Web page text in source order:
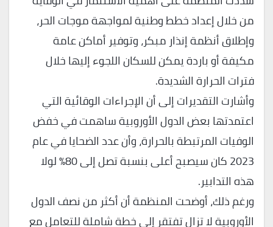
من خلال إعداد خطط وطنية لمواجهة موجات الحر،
وإطلاق أنظمة إنذار مبكر، وتوفير أماكن عامة
مكيفة أو باردة يمكن للسكان اللجوء إليها خلال
فترات الحرارة الشديدة.
وأشارت التقديرات إلى أن الإجراءات الوقائية التي
اعتمدتها بعض الدول الأوروبية ساهمت في خفض
الوفيات المرتبطة بالحرارة، وأن عدد الضحايا في عام
2023 كان سيصبح أعلى بنسبة تصل إلى 80% لولا
هذه التدابير.
ورغم ذلك، أوضحت المنظمة أن أكثر من نصف الدول
الأوروبية لا تزال تفتقر إلى خطة شاملة للتعامل مع